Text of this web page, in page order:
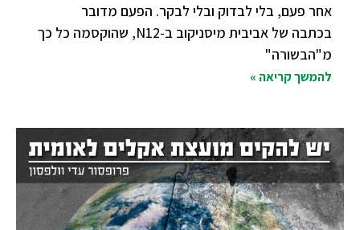
אחר פעם, בלי לבדוק ובלי לבקר. הפעם מדובר
בכתבה של אביבית מיסניקוב ב-N12, שהוקסמה כל כך
מ"הבשורה"
להמשך קריאה »